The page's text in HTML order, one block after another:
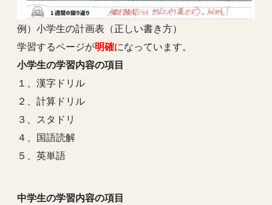
例）小学生の計画表（正しい書き方）
学習するページが明確になっています。
小学生の学習内容の項目
１、漢字ドリル
２、計算ドリル
３、スタドリ
４、国語読解
５、英単語
中学生の学習内容の項目